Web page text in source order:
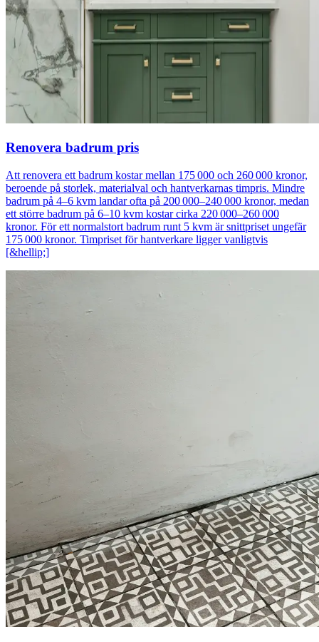
Renovera badrum pris
Att renovera ett badrum kostar mellan 175 000 och 260 000 kronor,
beroende på storlek, materialval och hantverkarnas timpris. Mindre
badrum på 4–6 kvm landar ofta på 200 000–240 000 kronor, medan
ett större badrum på 6–10 kvm kostar cirka 220 000–260 000
kronor. För ett normalstort badrum runt 5 kvm är snittpriset ungefär
175 000 kronor. Timpriset för hantverkare ligger vanligtvis
[&hellip;]